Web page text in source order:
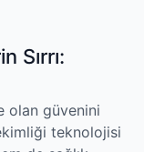
Sırrı:
olan güvenini
teknolojisi